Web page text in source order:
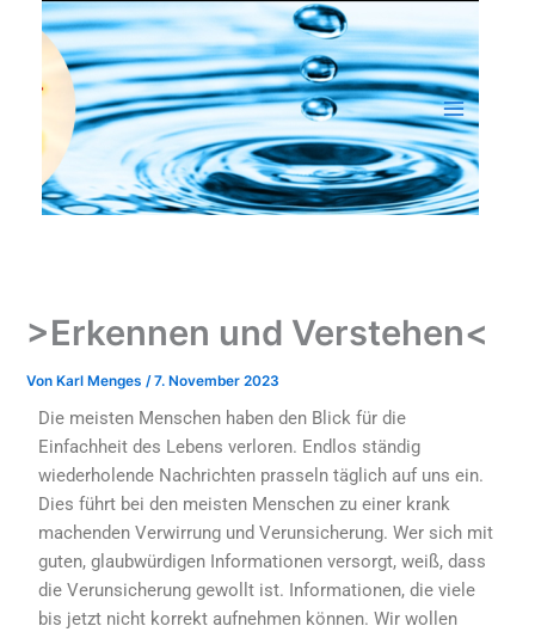
springen
>Erkennen und Verstehen<
Von Karl Menges/7. November 2023
Die meisten Menschen haben den Blick für die
Einfachheit des Lebens verloren. Endlos ständig
wiederholende Nachrichten prasseln täglich auf uns ein.
Dies führt bei den meisten Menschen zu einer krank
machenden Verwirrung und Verunsicherung. Wer sich mit
guten, glaubwürdigen Informationen versorgt, weiß, dass
die Verunsicherung gewollt ist. Informationen, die viele
bis jetzt nicht korrekt aufnehmen können. Wir wollen